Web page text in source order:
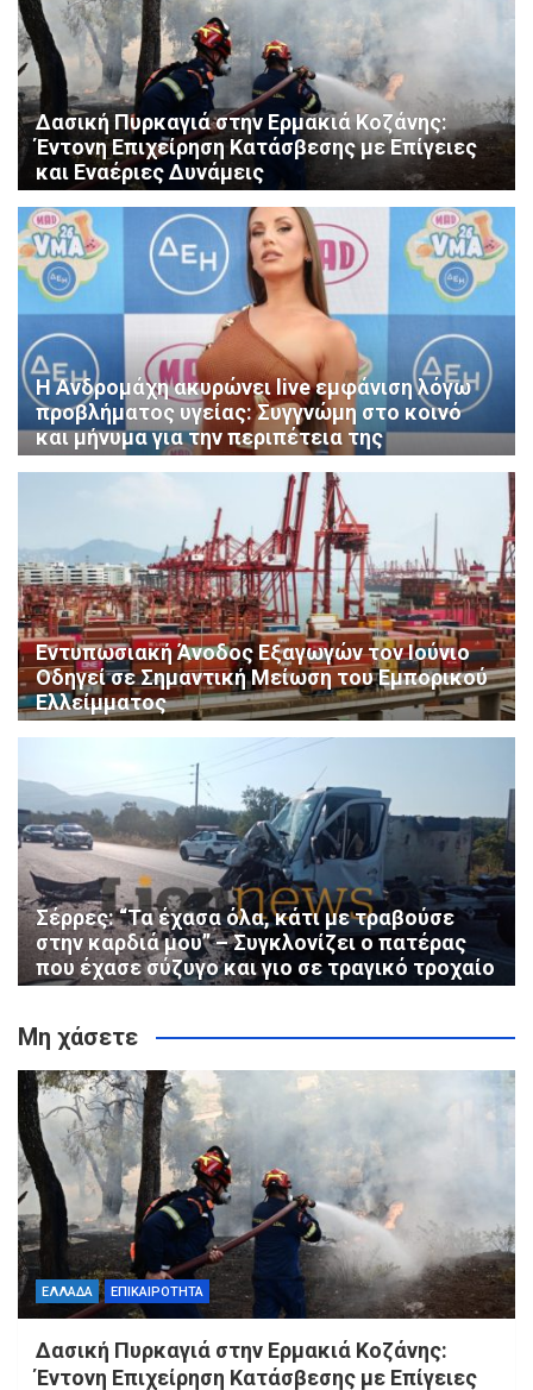
Δασική Πυρκαγιά στην Ερμακιά Κοζάνης:
Έντονη Επιχείρηση Κατάσβεσης με Επίγειες
και Εναέριες Δυνάμεις
Η Ανδρομάχη ακυρώνει live εμφάνιση λόγω
προβλήματος υγείας: Συγγνώμη στο κοινό
και μήνυμα για την περιπέτεια της
Εντυπωσιακή Άνοδος Εξαγωγών τον Ιούνιο
Οδηγεί σε Σημαντική Μείωση του Εμπορικού
Ελλείμματος
Σέρρες: “Τα έχασα όλα, κάτι με τραβούσε
στην καρδιά μου” – Συγκλονίζει ο πατέρας
που έχασε σύζυγο και γιο σε τραγικό τροχαίο
Μη χάσετε
ΕΛΛΑΔΑ ΕΠΙΚΑΙΡΟΤΗΤΑ
Δασική Πυρκαγιά στην Ερμακιά Κοζάνης:
Έντονη Επιχείρηση Κατάσβεσης με Επίγειες